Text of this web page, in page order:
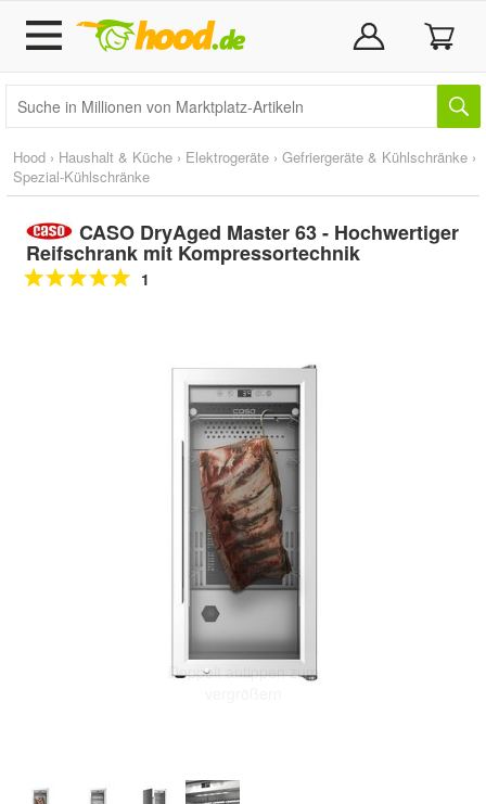
Hood › Haushalt & Küche › Elektrogeräte › Gefriergeräte & Kühlschränke ›
Spezial-Kühlschränke
CASO DryAged Master 63 - Hochwertiger
Reifschrank mit Kompressortechnik
1
Doppelt antippen zum